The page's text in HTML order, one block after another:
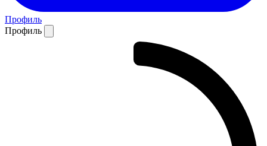
Профиль
Профиль